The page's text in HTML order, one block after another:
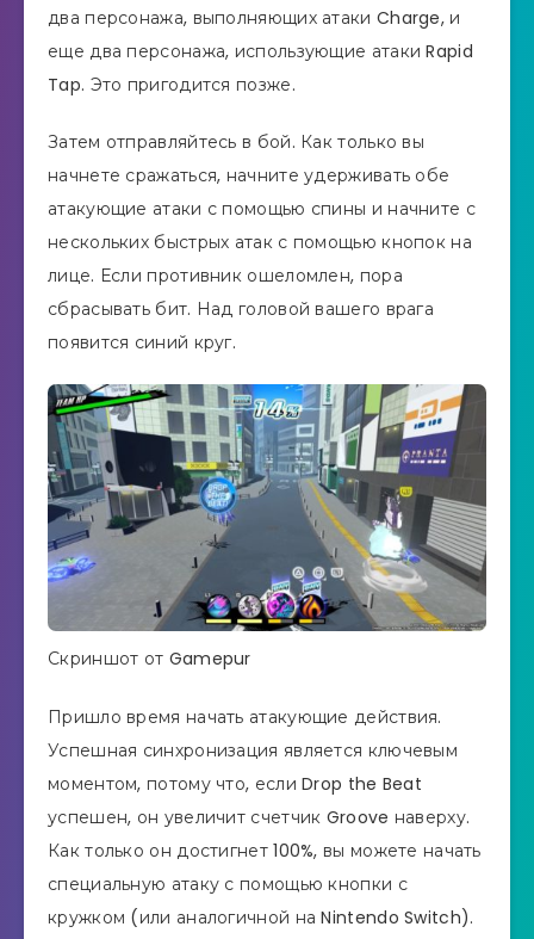
два персонажа, выполняющих атаки Charge, и
еще два персонажа, использующие атаки Rapid
Tap. Это пригодится позже.
Затем отправляйтесь в бой. Как только вы
начнете сражаться, начните удерживать обе
атакующие атаки с помощью спины и начните с
нескольких быстрых атак с помощью кнопок на
лице. Если противник ошеломлен, пора
сбрасывать бит. Над головой вашего врага
появится синий круг.
Скриншот от Gamepur
Пришло время начать атакующие действия.
Успешная синхронизация является ключевым
моментом, потому что, если Drop the Beat
успешен, он увеличит счетчик Groove наверху.
Как только он достигнет 100%, вы можете начать
специальную атаку с помощью кнопки с
кружком (или аналогичной на Nintendo Switch).